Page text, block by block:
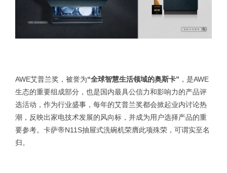
AWE艾普兰奖，被誉为“全球智慧生活领域的奥斯卡” ，是AWE
生态的重要组成部分，也是国内最具公信力和影响力的产品评
选活动，作为行业盛事，每年的艾普兰奖都会掀起业内讨论热
潮，反映出家电技术发展的风向标，并成为用户选择产品的重
要参考。卡萨帝N11S抽屉式洗碗机荣膺此项殊荣，可谓实至名
归。